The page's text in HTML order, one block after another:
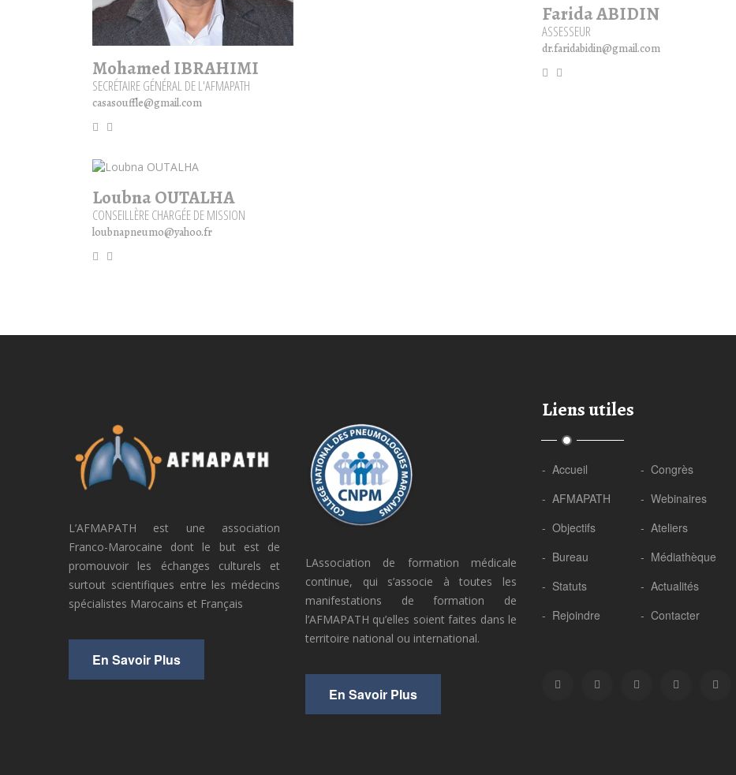
Mohamed IBRAHIMI
SECRÉTAIRE GÉNÉRAL DE L'AFMAPATH
casasouffle@gmail.com
Loubna OUTALHA
CONSEILLÈRE CHARGÉE DE MISSION
loubnapneumo@yahoo.fr
Farida ABIDIN
ASSESSEUR
dr.faridabidin@gmail.com
L’AFMAPATH est une association
Franco-Marocaine dont le but est de
promouvoir les échanges culturels et
surtout scientifiques entre les médecins
spécialistes Marocains et Français
En Savoir Plus
LAssociation de formation médicale
continue, qui s’associe à toutes les
manifestations de formation de
l’AFMAPATH qu’elles soient faites dans le
territoire national ou international.
En Savoir Plus
Liens utiles
- Accueil
- AFMAPATH
- Objectifs
- Bureau
- Statuts
- Rejoindre
- Congrès
- Webinaires
- Ateliers
- Médiathèque
- Actualités
- Contacter